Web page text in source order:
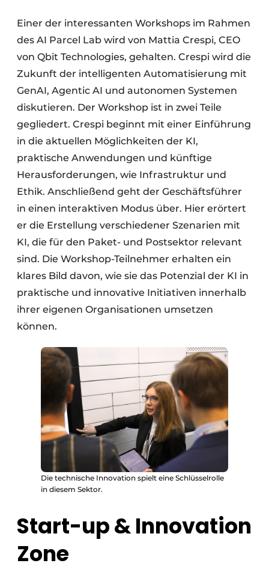
Einer der interessanten Workshops im Rahmen
des AI Parcel Lab wird von Mattia Crespi, CEO
von Qbit Technologies, gehalten. Crespi wird die
Zukunft der intelligenten Automatisierung mit
GenAI, Agentic AI und autonomen Systemen
diskutieren. Der Workshop ist in zwei Teile
gegliedert. Crespi beginnt mit einer Einführung
in die aktuellen Möglichkeiten der KI,
praktische Anwendungen und künftige
Herausforderungen, wie Infrastruktur und
Ethik. Anschließend geht der Geschäftsführer
in einen interaktiven Modus über. Hier erörtert
er die Erstellung verschiedener Szenarien mit
KI, die für den Paket- und Postsektor relevant
sind. Die Workshop-Teilnehmer erhalten ein
klares Bild davon, wie sie das Potenzial der KI in
praktische und innovative Initiativen innerhalb
ihrer eigenen Organisationen umsetzen
können.
Die technische Innovation spielt eine Schlüsselrolle
in diesem Sektor.
Start-up & Innovation
Zone